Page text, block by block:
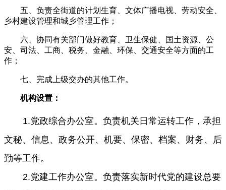
五、负责全街道的计划生育、文体广播电视、劳动安全、
乡村建设管理和城乡管理工作；
六、协同有关部门做好教育、卫生保健、国土资源、公
安、司法、工商、税务、金融、环保、交通安全等方面的工
作；
七、完成上级交办的其他工作。
机构设置：
1.党政综合办公室。负责机关日常运转工作，承担
文秘、信息、政务公开、机要、保密、档案、财务、后
勤等工作。
2.党建工作办公室。负责落实新时代党的建设总要